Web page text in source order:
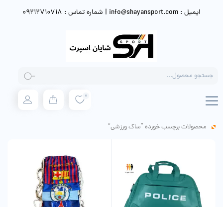
ایمیل : info@shayansport.com | شماره تماس : 09212710718
search
0
محصولات برچسب خورده “ساک ورزشی”